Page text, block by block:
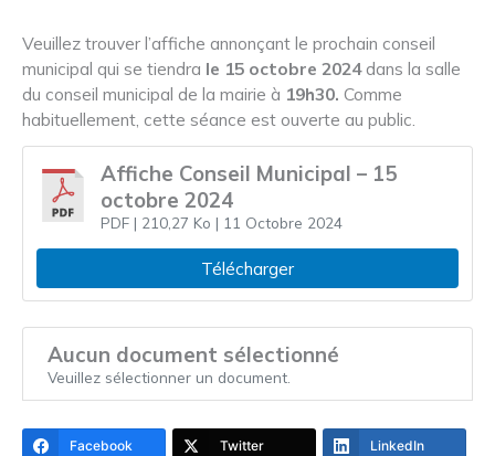
Veuillez trouver l’affiche annonçant le prochain conseil
municipal qui se tiendra le 15 octobre 2024dans la salle
du conseil municipal de la mairie à 19h30. Comme
habituellement, cette séance est ouverte au public.
Affiche Conseil Municipal – 15
octobre 2024
PDF| 210,27 Ko | 11 Octobre 2024
Télécharger
Aucun document sélectionné
Veuillez sélectionner un document.
Facebook Twitter LinkedIn